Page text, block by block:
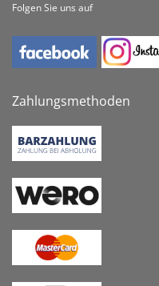
Folgen Sie uns auf
Zahlungsmethoden